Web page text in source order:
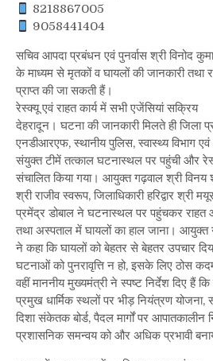
8218867005
9058441404
सचिव आपदा प्रबंधन एवं पुनर्वास श्री विनोद
के माध्यम से मृतकों व घायलों की जानकारी तथा
प्राप्त की जा सकती हैं।
रेस्क्यू एवं राहत कार्य में सभी एजेंसियां सक्रिय
देहरादून। घटना की जानकारी मिलते ही जिला
एनडीआरएफ, स्थानीय पुलिस, स्वास्थ्य विभाग
संयुक्त टीमें तत्काल घटनास्थल पर पहुंची और
संचालित किया गया। आयुक्त गढ़वाल श्री
श्री राजीव स्वरूप, जिलाधिकारी हरिद्वार श्री
प्रमेंद्र डोबाल ने घटनास्थल पर पहुंचकर राहत
तथा अस्पताल में घायलों का हाल जाना। आयुक्त
ने कहा कि घायलों को बेहतर से बेहतर उपचार
घटनाओं को पुनरावृत्ति न हो, इसके लिए ठोस
वहीं माननीय मुख्यमंत्री ने स्पष्ट निर्देश दिए हैं
प्रमुख धार्मिक स्थलों पर भीड़ नियंत्रण योजना,
दिशा संकेतक बोर्ड, पैदल मार्गों पर आपातकालीन
प्रशासनिक समन्वय को और अधिक प्रभावी